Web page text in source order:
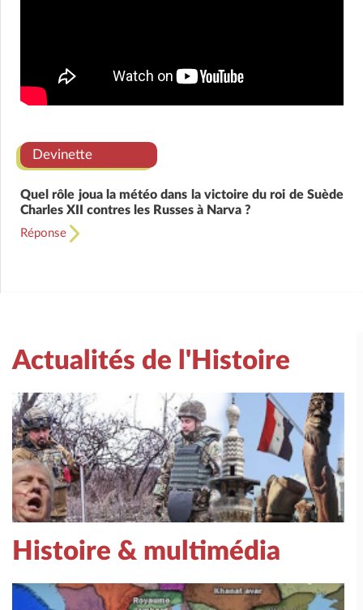
Devinette
Quel rôle joua la météo dans la victoire du roi de Suède
Charles XII contres les Russes à Narva ?
Réponse
Actualités de l'Histoire
Histoire & multimédia